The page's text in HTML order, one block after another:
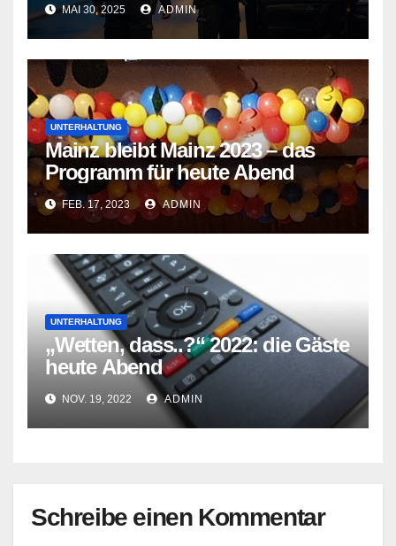
MAI 30, 2025 ADMIN
UNTERHALTUNG
Mainz bleibt Mainz 2023 – das
Programm für heute Abend
FEB. 17, 2023 ADMIN
UNTERHALTUNG
„Wetten, dass..?“ 2022: die Gäste
heute Abend
NOV. 19, 2022 ADMIN
Schreibe einen Kommentar